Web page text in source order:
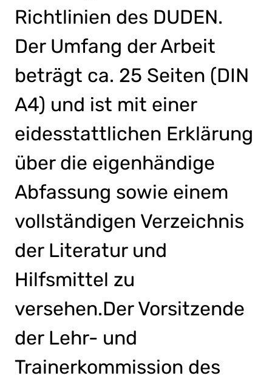
Richtlinien des DUDEN.
Der Umfang der Arbeit
beträgt ca. 25 Seiten (DIN
A4) und ist mit einer
eidesstattlichen Erklärung
über die eigenhändige
Abfassung sowie einem
vollständigen Verzeichnis
der Literatur und
Hilfsmittel zu
versehen.Der Vorsitzende
der Lehr- und
Trainerkommission des